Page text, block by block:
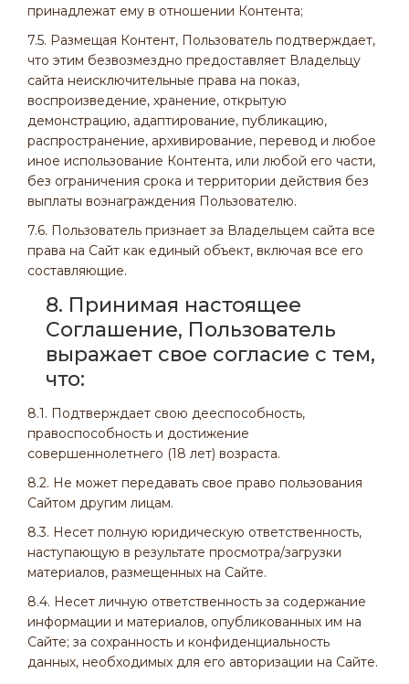
принадлежат ему в отношении Контента;
7.5. Размещая Контент, Пользователь подтверждает,
что этим безвозмездно предоставляет Владельцу
сайта неисключительные права на показ,
воспроизведение, хранение, открытую
демонстрацию, адаптирование, публикацию,
распространение, архивирование, перевод и любое
иное использование Контента, или любой его части,
без ограничения срока и территории действия без
выплаты вознаграждения Пользователю.
7.6. Пользователь признает за Владельцем сайта все
права на Сайт как единый объект, включая все его
составляющие.
8. Принимая настоящее
Соглашение, Пользователь
выражает свое согласие с тем,
что:
8.1. Подтверждает свою дееспособность,
правоспособность и достижение
совершеннолетнего (18 лет) возраста.
8.2. Не может передавать свое право пользования
Сайтом другим лицам.
8.3. Несет полную юридическую ответственность,
наступающую в результате просмотра/загрузки
материалов, размещенных на Сайте.
8.4. Несет личную ответственность за содержание
информации и материалов, опубликованных им на
Сайте; за сохранность и конфиденциальность
данных, необходимых для его авторизации на Сайте.